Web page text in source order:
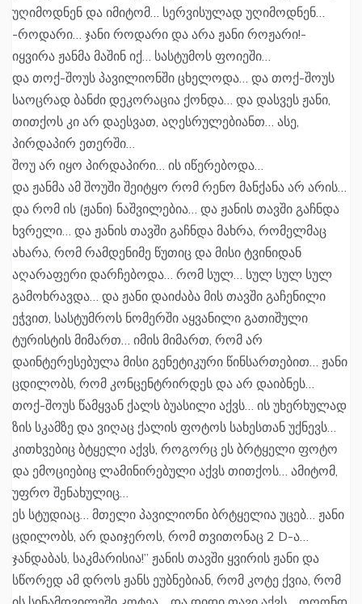
უღიმოდნენ და იმიტომ… სერვისულად უღიმოდნენ…
-როდარი… ჯანი როდარი და არა ჟანი როჟარი!-
იყვირა ჟანმა მაშინ იქ… სასტუმოს ფოიეში…
და თოქ-შოუს პავილიონში ცხელოდა… და თოქ-შოუს
საოცრად ბანძი დეკორაცია ქონდა… და დასვეს ჟანი,
თითქოს კი არ დაესვათ, აღესრულებიანთ… ასე,
პირდაპირ ეთერში…
შოუ არ იყო პირდაპირი… ის იწერებოდა…
და ჟანმა ამ შოუში შეიტყო რომ რენო მანქანა არ არის…
და რომ ის (ჟანი) ნაშვილებია… და ჟანის თავში გაჩნდა
ხვრელი… და ჟანის თავში გაჩნდა მახრა, რომელმაც
ახარა, რომ რამდენიმე წუთიც და მისი ტვინიდან
აღარაფერი დარჩებოდა… რომ სულ… სულ სულ სულ
გამოხრავდა… და ჟანი დაიძაბა მის თავში გაჩენილი
ეჭვით, სასტუმროს ნომერში აყვანილი გათიშული
ტურისტის მიმართ… იმის მიმართ, რომ არ
დაინტერესებულა მისი გენეტიკური წინსართებით… ჟანი
ცდილობს, რომ კონცენტრირდეს და არ დაიბნეს…
თოქ-შოუს წამყვან ქალს ბუასილი აქვს… ის უხერხულად
ზის სკამზე და ვიღაც ქალის ფოტოს სახესთან უქნევს…
კითხვებიც ბტყელი აქვს, როგორც ეს ბრტყელი ფოტო
და ემოციებიც ლამინირებული აქვს თითქოს… ამიტომ,
უფრო შენახულიც…
ეს სტუდიაც… მთელი პავილიონი ბრტყელია უცებ… ჟანი
ცდილობს, არ დაიჯეროს, რომ თვითონაც 2 D-ა…
ჯანდაბას, საკმარისია!” ჟანის თავში ყვირის ჟანი და
სწორედ ამ დროს ჟანს ეუბნებიან, რომ კოტე ქვია, რომ